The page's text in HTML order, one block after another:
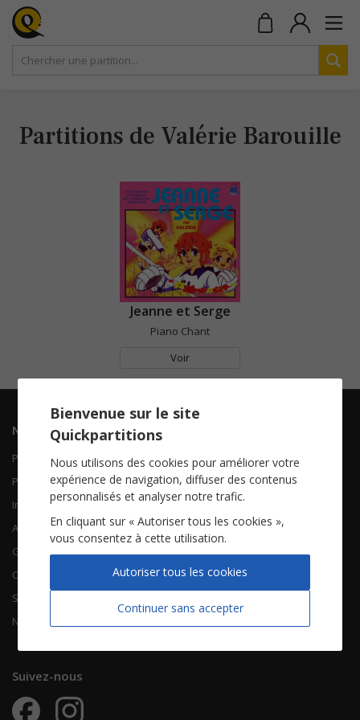
Partitions de Valérie Barouille
Jeanne et Serge
Piano Chant
Voir
Navigation
Piano Chant
Piano Solo
Instruments solistes
Accordéon
Guitare
Chorales
Songbooks
Nouvelles partitions
Contactez-nous
Qui sommes-nous
FAQ
À propos
CGV
Mentions légales
Vie privée
Suivez-nous
Bienvenue sur le site
Quickpartitions
Nous utilisons des cookies pour améliorer votre
expérience de navigation, diffuser des contenus
personnalisés et analyser notre trafic.
En cliquant sur « Autoriser tous les cookies »,
vous consentez à cette utilisation.
Continuer sans accepter
Autoriser tous les cookies